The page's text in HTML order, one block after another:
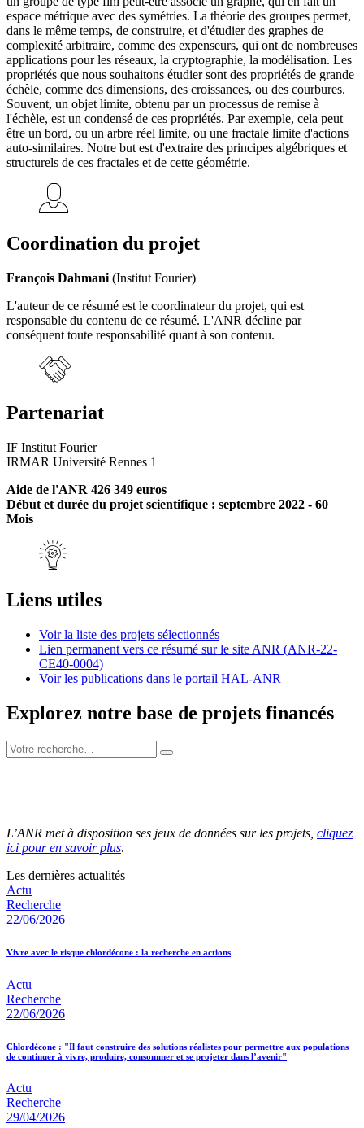
espace métrique avec des symétries. La théorie des groupes permet,
dans le même temps, de construire, et d'étudier des graphes de
complexité arbitraire, comme des expenseurs, qui ont de nombreuses
applications pour les réseaux, la cryptographie, la modélisation. Les
propriétés que nous souhaitons étudier sont des propriétés de grande
échèle, comme des dimensions, des croissances, ou des courbures.
Souvent, un objet limite, obtenu par un processus de remise à
l'échèle, est un condensé de ces propriétés. Par exemple, cela peut
être un bord, ou un arbre réel limite, ou une fractale limite d'actions
auto-similaires. Notre but est d'extraire des principes algébriques et
structurels de ces fractales et de cette géométrie.
Coordination du projet
François Dahmani (Institut Fourier)
L'auteur de ce résumé est le coordinateur du projet, qui est
responsable du contenu de ce résumé. L'ANR décline par
conséquent toute responsabilité quant à son contenu.
Partenariat
IF Institut Fourier
IRMAR Université Rennes 1
Aide de l'ANR 426 349 euros
Début et durée du projet scientifique : septembre 2022 - 60
Mois
Liens utiles
Voir la liste des projets sélectionnés
Lien permanent vers ce résumé sur le site ANR (ANR-22-
CE40-0004)
Voir les publications dans le portail HAL-ANR
Explorez notre base de projets financés
L’ANR met à disposition ses jeux de données sur les projets, cliquez
ici pour en savoir plus.
Les dernières actualités
Actu
Recherche
22/06/2026
Vivre avec le risque chlordécone : la recherche en actions
Actu
Recherche
22/06/2026
Chlordécone : "Il faut construire des solutions réalistes pour permettre aux populations
de continuer à vivre, produire, consommer et se projeter dans l’avenir"
Actu
Recherche
29/04/2026